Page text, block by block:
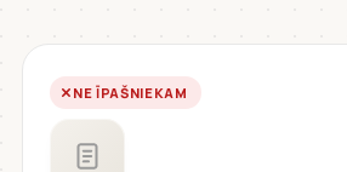
NE ĪPAŠNIEKAM